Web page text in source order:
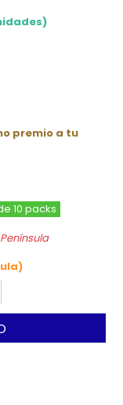
premio a tu
10 packs